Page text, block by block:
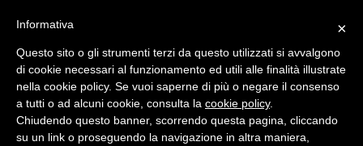
Tech
La pubblicità di Google che
incanta Times Square
di Lorenzo Bonechi
×
Informativa
Questo sito o gli strumenti terzi da questo utilizzati si avvalgono
di cookie necessari al funzionamento ed utili alle finalità illustrate
nella cookie policy. Se vuoi saperne di più o negare il consenso
a tutti o ad alcuni cookie, consulta la cookie policy.
Chiudendo questo banner, scorrendo questa pagina, cliccando
su un link o proseguendo la navigazione in altra maniera,